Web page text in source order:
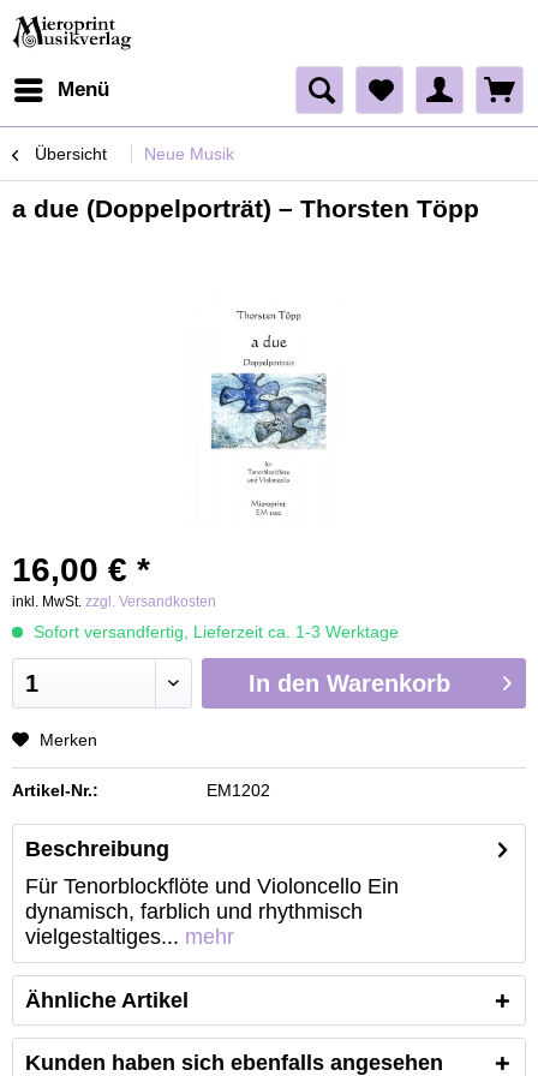
Menü
Übersicht Neue Musik
a due (Doppelporträt) – Thorsten Töpp
16,00 € *
inkl. MwSt. zzgl. Versandkosten
Sofort versandfertig, Lieferzeit ca. 1-3 Werktage
In den Warenkorb
Merken
Artikel-Nr.: EM1202
Beschreibung
Für Tenorblockflöte und Violoncello Ein
dynamisch, farblich und rhythmisch
vielgestaltiges... mehr
Ähnliche Artikel
Kunden haben sich ebenfalls angesehen